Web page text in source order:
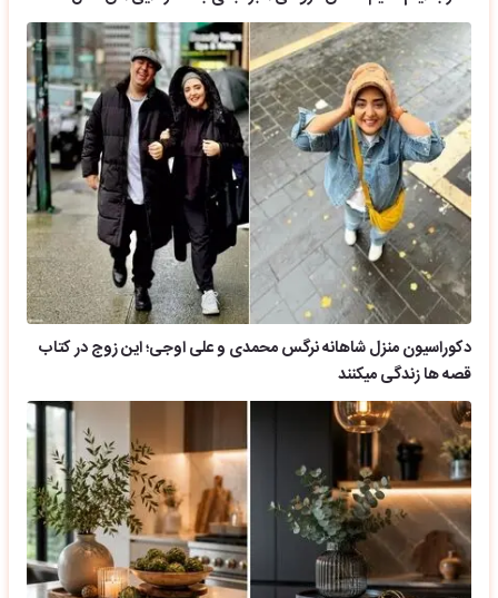
دکوراسیون منزل شاهانه نرگس محمدی و علی اوجی؛ این زوج در کتاب
قصه ها زندگی میکنند